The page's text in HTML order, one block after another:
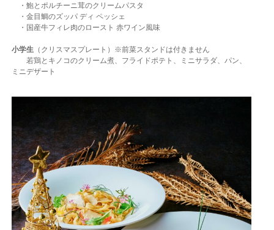
・鮑とポルチーニ茸のクリームパスタ
・金目鯛のズッパ ディ ペッシェ
・国産牛フィレ肉のロースト 赤ワイン風味
小学生（クリスマスプレート）※前菜スタンドは付きません
若鶏とキノコのクリーム煮、フライドポテト、ミニサラダ、パン、
ミニデザート